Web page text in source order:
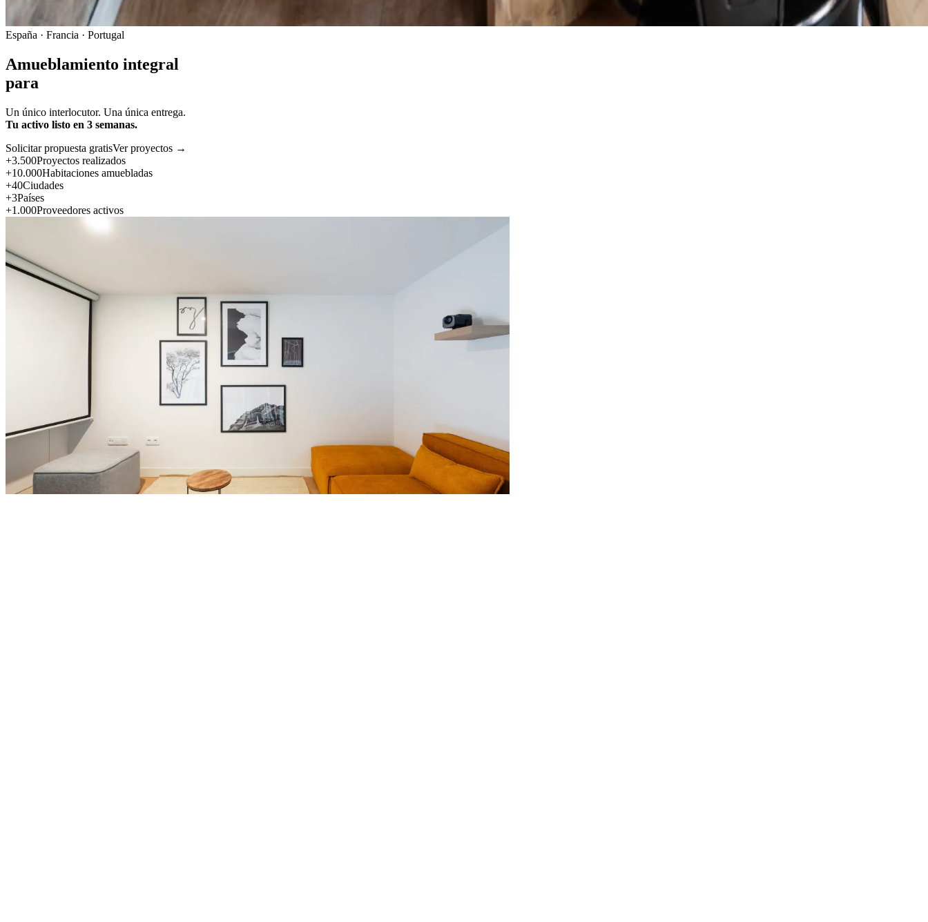
España · Francia · Portugal
Amueblamiento integral
para
Un único interlocutor. Una única entrega.
Tu activo listo en 3 semanas.
Solicitar propuesta gratisVer proyectos →
+3.500Proyectos realizados
+10.000Habitaciones amuebladas
+40Ciudades
+3Países
+1.000Proveedores activos